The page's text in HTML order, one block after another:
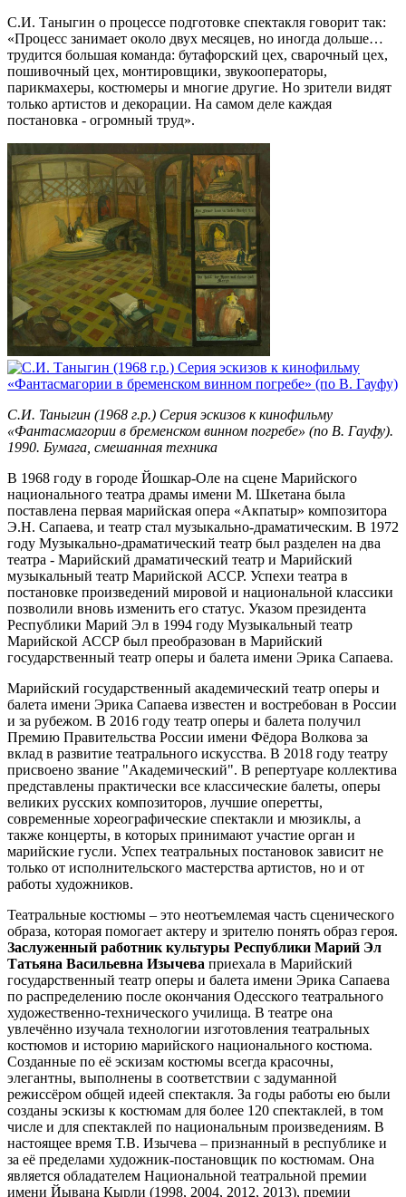
С.И. Таныгин о процессе подготовке спектакля говорит так:
«Процесс занимает около двух месяцев, но иногда дольше…
трудится большая команда: бутафорский цех, сварочный цех,
пошивочный цех, монтировщики, звукооператоры,
парикмахеры, костюмеры и многие другие. Но зрители видят
только артистов и декорации. На самом деле каждая
постановка - огромный труд».
С.И. Таныгин (1968 г.р.) Серия эскизов к кинофильму
«Фантасмагории в бременском винном погребе» (по В. Гауфу).
1990. Бумага, смешанная техника
В 1968 году в городе Йошкар-Оле на сцене Марийского
национального театра драмы имени М. Шкетана была
поставлена первая марийская опера «Акпатыр» композитора
Э.Н. Сапаева, и театр стал музыкально-драматическим. В 1972
году Музыкально-драматический театр был разделен на два
театра - Марийский драматический театр и Марийский
музыкальный театр Марийской АССР. Успехи театра в
постановке произведений мировой и национальной классики
позволили вновь изменить его статус. Указом президента
Республики Марий Эл в 1994 году Музыкальный театр
Марийской АССР был преобразован в Марийский
государственный театр оперы и балета имени Эрика Сапаева.
Марийский государственный академический театр оперы и
балета имени Эрика Сапаева известен и востребован в России
и за рубежом. В 2016 году театр оперы и балета получил
Премию Правительства России имени Фёдора Волкова за
вклад в развитие театрального искусства. В 2018 году театру
присвоено звание "Академический". В репертуаре коллектива
представлены практически все классические балеты, оперы
великих русских композиторов, лучшие оперетты,
современные хореографические спектакли и мюзиклы, а
также концерты, в которых принимают участие орган и
марийские гусли. Успех театральных постановок зависит не
только от исполнительского мастерства артистов, но и от
работы художников.
Театральные костюмы – это неотъемлемая часть сценического
образа, которая помогает актеру и зрителю понять образ героя.
Заслуженный работник культуры Республики Марий Эл
Татьяна Васильевна Изычева приехала в Марийский
государственный театр оперы и балета имени Эрика Сапаева
по распределению после окончания Одесского театрального
художественно-технического училища. В театре она
увлечённо изучала технологии изготовления театральных
костюмов и историю марийского национального костюма.
Созданные по её эскизам костюмы всегда красочны,
элегантны, выполнены в соответствии с задуманной
режиссёром общей идеей спектакля. За годы работы ею были
созданы эскизы к костюмам для более 120 спектаклей, в том
числе и для спектаклей по национальным произведениям. В
настоящее время Т.В. Изычева – признанный в республике и
за её пределами художник-постановщик по костюмам. Она
является обладателем Национальной театральной премии
имени Йывана Кырли (1998, 2004, 2012, 2013), премии